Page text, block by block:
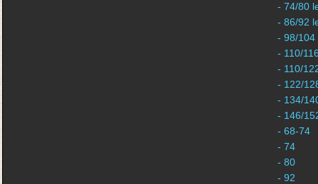
- 74/80
- 86/92
- 98/104
- 110/
- 110/
- 122/
- 134/
- 146/
- 68-74
- 74
- 80
- 92